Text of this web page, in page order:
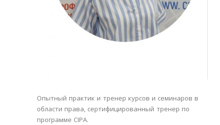
Опытный практик и тренер курсов и семинаров в
области права, сертифицированный тренер по
программе CIPA.